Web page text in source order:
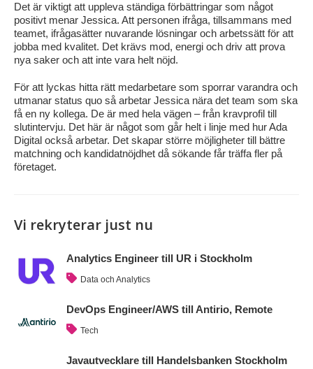
Det är viktigt att uppleva ständiga förbättringar som något
positivt menar Jessica. Att personen ifråga, tillsammans med
teamet, ifrågasätter nuvarande lösningar och arbetssätt för att
jobba med kvalitet. Det krävs mod, energi och driv att prova
nya saker och att inte vara helt nöjd.
För att lyckas hitta rätt medarbetare som sporrar varandra och
utmanar status quo så arbetar Jessica nära det team som ska
få en ny kollega. De är med hela vägen – från kravprofil till
slutintervju. Det här är något som går helt i linje med hur Ada
Digital också arbetar. Det skapar större möjligheter till bättre
matchning och kandidatnöjdhet då sökande får träffa fler på
företaget.
Vi rekryterar just nu
Analytics Engineer till UR i Stockholm
Data och Analytics
DevOps Engineer/AWS till Antirio, Remote
Tech
Javautvecklare till Handelsbanken Stockholm